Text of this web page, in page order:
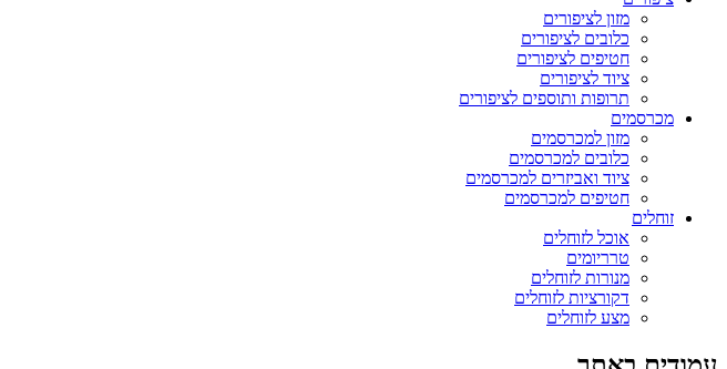
מזון לציפורים
כלובים לציפורים
חטיפים לציפורים
ציוד לציפורים
תרופות ותוספים לציפורים
מכרסמים
מזון למכרסמים
כלובים למכרסמים
ציוד ואביזרים למכרסמים
חטיפים למכרסמים
זוחלים
אוכל לזוחלים
טרריומים
מנורות לזוחלים
דקורציות לזוחלים
מצע לזוחלים